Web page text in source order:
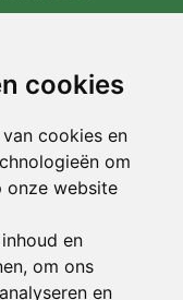
cookies
cookies en
om
onze website
en
om ons
en
binnen 90
Lees meer Over